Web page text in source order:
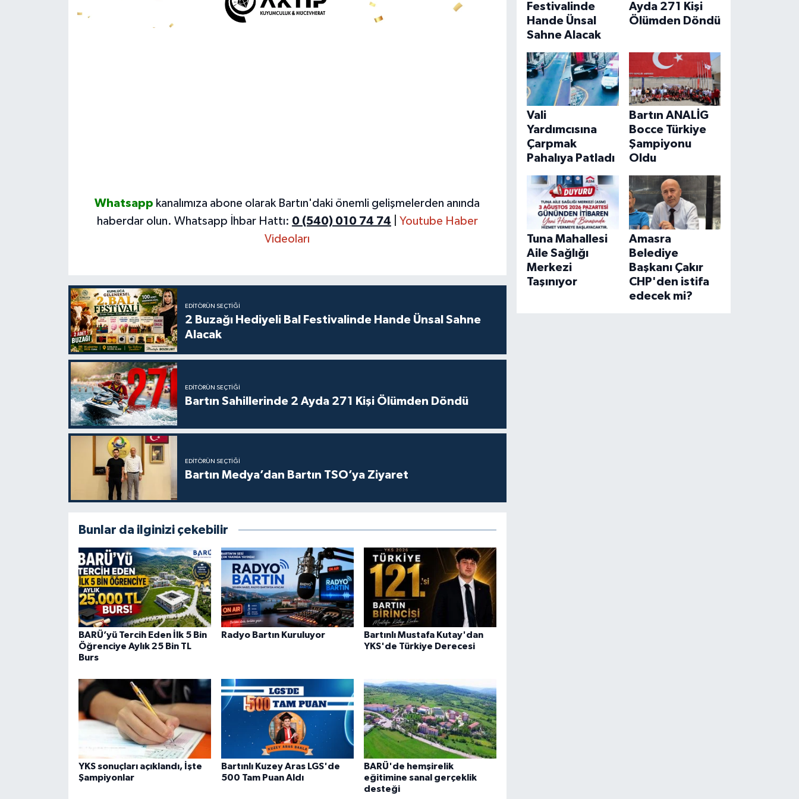
Whatsapp kanalımıza abone olarak Bartın'daki önemli gelişmelerden anında
haberdar olun. Whatsapp İhbar Hattı: 0 (540) 010 74 74
Youtube Haber
Videoları
EDITÖRÜN SEÇTIĞI
2 Buzağı Hediyeli Bal Festivalinde Hande Ünsal Sahne
Alacak
EDITÖRÜN SEÇTIĞI
Bartın Sahillerinde 2 Ayda 271 Kişi Ölümden Döndü
EDITÖRÜN SEÇTIĞI
Bartın Medya’dan Bartın TSO’ya Ziyaret
Bunlar da ilginizi çekebilir
BARÜ’yü Tercih Eden İlk 5 Bin
Öğrenciye Aylık 25 Bin TL
Burs
Radyo Bartın Kuruluyor
Bartınlı Mustafa Kutay'dan
YKS'de Türkiye Derecesi
YKS sonuçları açıklandı, İşte
Şampiyonlar
Bartınlı Kuzey Aras LGS'de
500 Tam Puan Aldı
BARÜ'de hemşirelik
eğitimine sanal gerçeklik
desteği
Festivalinde
Hande Ünsal
Sahne Alacak
Ayda 271 Kişi
Ölümden Döndü
Vali
Yardımcısına
Çarpmak
Pahalıya Patladı
Bartın ANALİG
Bocce Türkiye
Şampiyonu
Oldu
Tuna Mahallesi
Aile Sağlığı
Merkezi
Taşınıyor
Amasra
Belediye
Başkanı Çakır
CHP'den istifa
edecek mi?